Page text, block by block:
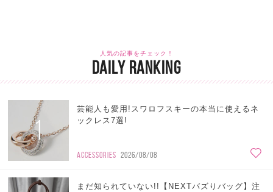
人気の記事をチェック！
DAILY RANKING
1
芸能人も愛用!スワロフスキーの本当に使えるネ
ックレス7選!
ACCESSORIES 2026/08/08
まだ知られていない!!【NEXTバズりバッグ】注